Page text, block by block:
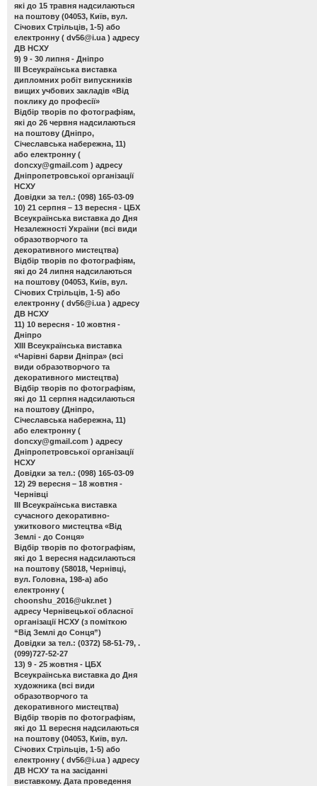
які до 15 травня надсилаються
на поштову (04053, Київ, вул.
Січових Стрільців, 1-5) або
електронну ( dv56@i.ua ) адресу
ДВ НСХУ
9) 9 - 30 липня - Дніпро
ІІІ Всеукраїнська виставка
дипломних робіт випускників
вищих учбових закладів «Від
поклику до професії»
Відбір творів по фотографіям,
які до 26 червня надсилаються
на поштову (Дніпро,
Січеславська набережна, 11)
або електронну (
doncxy@gmail.com ) адресу
Дніпропетровської організації
НСХУ
Довідки за тел.: (098) 165-03-09
10) 21 серпня – 13 вересня - ЦБХ
Всеукраїнська виставка до Дня
Незалежності України (всі види
образотворчого та
декоративного мистецтва)
Відбір творів по фотографіям,
які до 24 липня надсилаються
на поштову (04053, Київ, вул.
Січових Стрільців, 1-5) або
електронну ( dv56@i.ua ) адресу
ДВ НСХУ
11) 10 вересня - 10 жовтня -
Дніпро
ХІІІ Всеукраїнська виставка
«Чарівні барви Дніпра» (всі
види образотворчого та
декоративного мистецтва)
Відбір творів по фотографіям,
які до 11 серпня надсилаються
на поштову (Дніпро,
Січеславська набережна, 11)
або електронну (
doncxy@gmail.com ) адресу
Дніпропетровської організації
НСХУ
Довідки за тел.: (098) 165-03-09
12) 29 вересня – 18 жовтня -
Чернівці
ІІІ Всеукраїнська виставка
сучасного декоративно-
ужиткового мистецтва «Від
Землі - до Сонця»
Відбір творів по фотографіям,
які до 1 вересня надсилаються
на поштову (58018, Чернівці,
вул. Головна, 198-а) або
електронну (
choonshu_2016@ukr.net )
адресу Чернівецької обласної
організації НСХУ (з поміткою
“Від Землі до Сонця”)
Довідки за тел.: (0372) 58-51-79, .
(099)727-52-27
13) 9 - 25 жовтня - ЦБХ
Всеукраїнська виставка до Дня
художника (всі види
образотворчого та
декоративного мистецтва)
Відбір творів по фотографіям,
які до 11 вересня надсилаються
на поштову (04053, Київ, вул.
Січових Стрільців, 1-5) або
електронну ( dv56@i.ua ) адресу
ДВ НСХУ та на засіданні
виставкому. Дата проведення